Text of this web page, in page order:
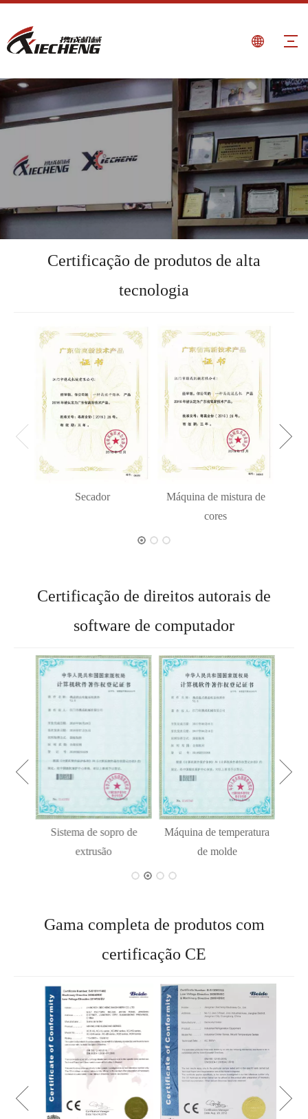
Certificação de produtos de alta
tecnologia
Secador
Máquina de mistura de
cores
Certificação de direitos autorais de
software de computador
Sistema de sopro de
extrusão
Máquina de temperatura
de molde
Gama completa de produtos com
certificação CE